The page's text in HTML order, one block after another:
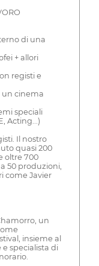
di una
+ allori
registi e
un cinema
speciali
Acting...)
Il nostro
quasi 200
oltre 700
50 produzioni,
come Javier
un
insieme al
specialista di